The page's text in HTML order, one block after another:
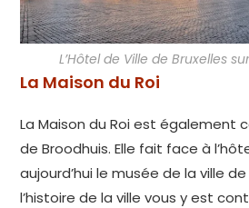
L’Hôtel de Ville de Bruxelles
La Maison du Roi
La Maison du Roi est également
de Broodhuis. Elle fait face à
aujourd’hui le musée de la ville
l’histoire de la ville vous y est